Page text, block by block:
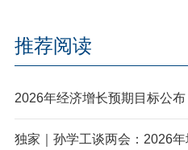
推荐阅读
2026年经济增长预期目标公布
独家｜孙学工谈两会：2026年